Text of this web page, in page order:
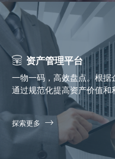
资产管理平台
一物一码，高效盘点。根据
通过规范化提高资产价值和
探索更多